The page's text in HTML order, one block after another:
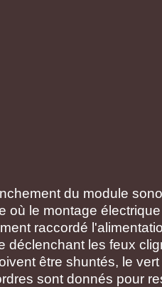
du module
où le montage
raccordé
déclenchant les feux
être shuntés, le
sont donnés pour